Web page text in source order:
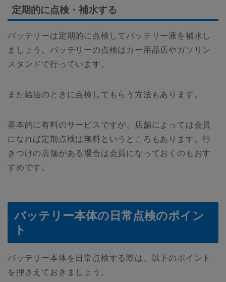
定期的に点検・補水する
バッテリーは定期的に点検してバッテリー液を補水し
ましょう。バッテリーの点検はカー用品店やガソリン
スタンドで行っています。
また給油のときに点検してもらう方法もあります。
基本的に有料のサービスですが、店舗によっては会員
になれば定期点検は無料というところもあります。行
きつけの店舗がある場合は会員になっておくのもおす
すめです。
バッテリー本体の日常点検のポイン
ト
バッテリー本体を日常点検する際は、以下のポイント
を押さえておきましょう。